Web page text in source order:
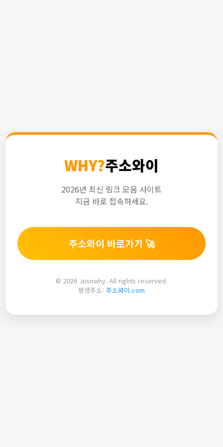
WHY?주소와이
2026년 최신 링크 모음 사이트
지금 바로 접속하세요.
주소와이 바로가기 🚀
© 2026 Jusowhy. All rights reserved.
평생주소: 주소와이.com